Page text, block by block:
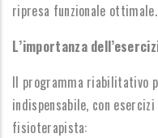
ripresa funzionale ottimale.
L’importanza
Il programma riabilitativo
indispensabile, con
fisioterapista: